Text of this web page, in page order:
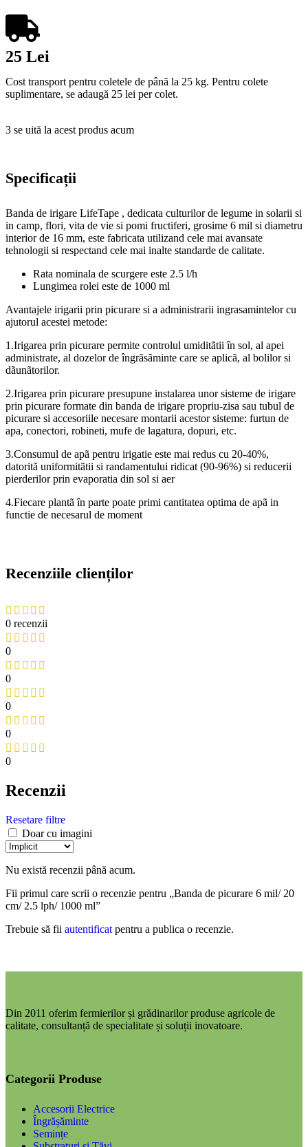
25 Lei
Cost transport pentru coletele de până la 25 kg. Pentru colete
suplimentare, se adaugă 25 lei per colet.
3 se uită la acest produs acum
Specificații
Banda de irigare LifeTape , dedicata culturilor de legume in solarii si
in camp, flori, vita de vie si pomi fructiferi, grosime 6 mil si diametru
interior de 16 mm, este fabricata utilizand cele mai avansate
tehnologii si respectand cele mai inalte standarde de calitate.
Rata nominala de scurgere este 2.5 l/h
Lungimea rolei este de 1000 ml
Avantajele irigarii prin picurare si a administrarii ingrasamintelor cu
ajutorul acestei metode:
1.Irigarea prin picurare permite controlul umiditãtii în sol, al apei
administrate, al dozelor de îngrãsãminte care se aplicã, al bolilor si
dãunãtorilor.
2.Irigarea prin picurare presupune instalarea unor sisteme de irigare
prin picurare formate din banda de irigare propriu-zisa sau tubul de
picurare si accesoriile necesare montarii acestor sisteme: furtun de
apa, conectori, robineti, mufe de lagatura, dopuri, etc.
3.Consumul de apã pentru irigatie este mai redus cu 20-40%,
datoritã uniformitãtii si randamentului ridicat (90-96%) si reducerii
pierderilor prin evaporatia din sol si aer
4.Fiecare plantã în parte poate primi cantitatea optima de apã in
functie de necesarul de moment
Recenziile clienților
0 recenzii
0
0
0
0
0
Recenzii
Resetare filtre
Doar cu imagini
Nu există recenzii până acum.
Fii primul care scrii o recenzie pentru „Banda de picurare 6 mil/ 20
cm/ 2.5 lph/ 1000 ml”
Trebuie să fii autentificat pentru a publica o recenzie.
Din 2011 oferim fermierilor și grădinarilor produse agricole de
calitate, consultanță de specialitate și soluții inovatoare.
Categorii Produse
Accesorii Electrice
Îngrășăminte
Semințe